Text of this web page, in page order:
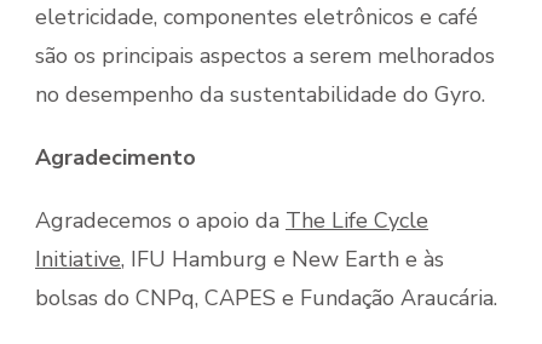
eletricidade, componentes eletrônicos e café
são os principais aspectos a serem melhorados
no desempenho da sustentabilidade do Gyro.
Agradecimento
Agradecemos o apoio da The Life Cycle
Initiative, IFU Hamburg e New Earth e às
bolsas do CNPq, CAPES e Fundação Araucária.